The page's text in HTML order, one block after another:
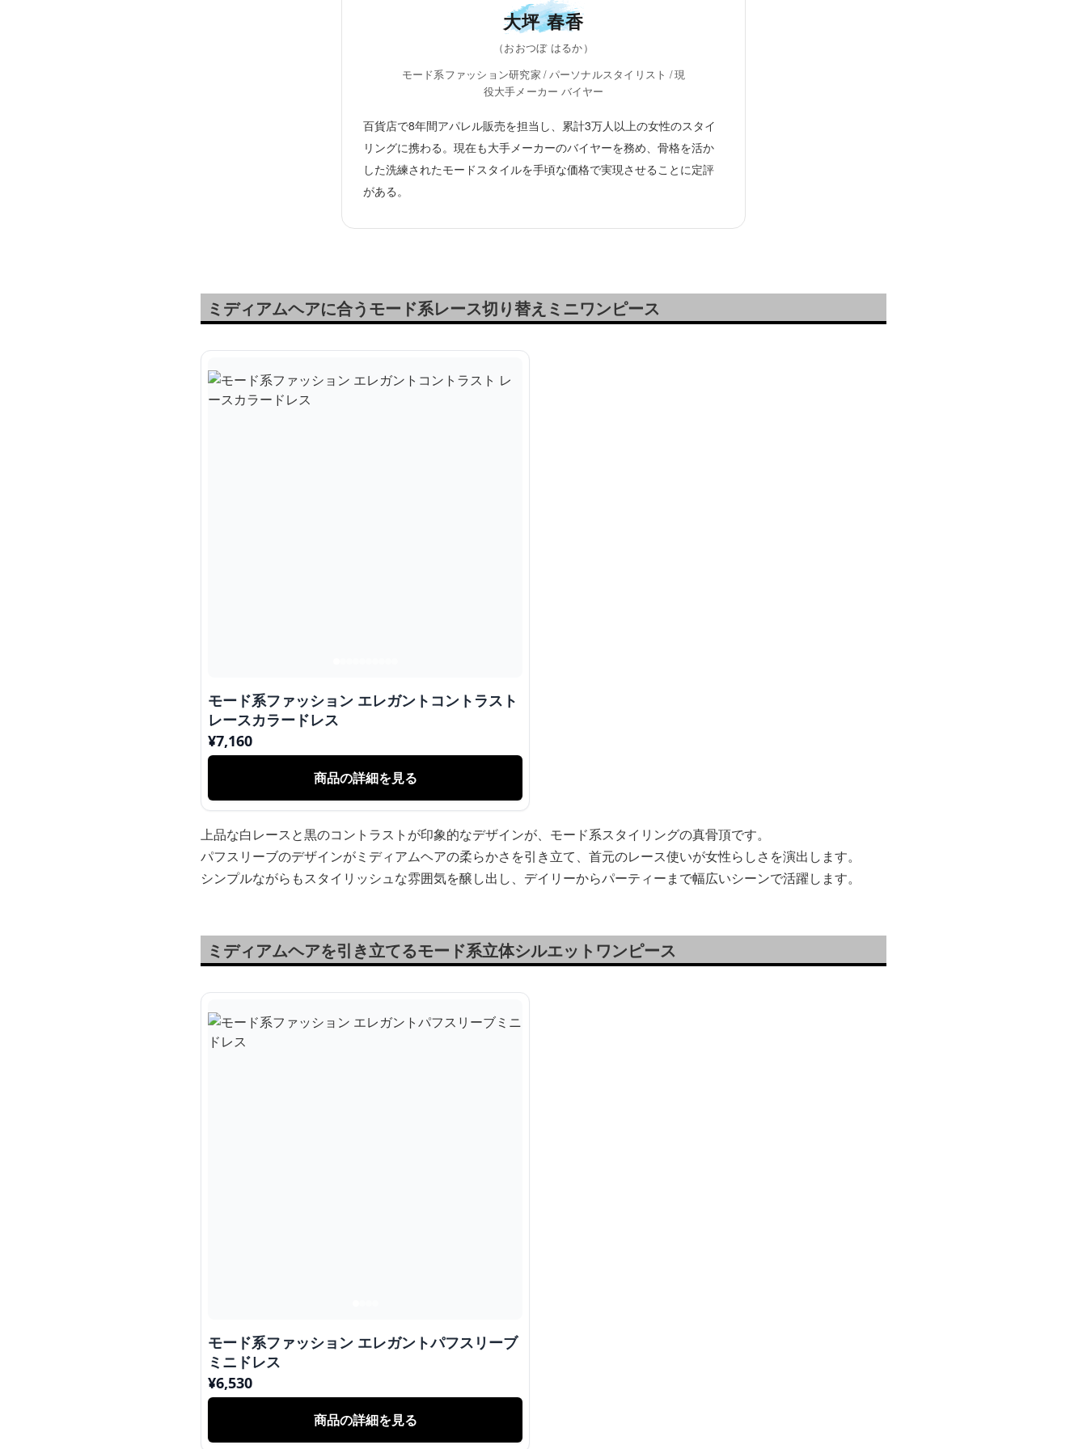
大坪 春香
（おおつぼ はるか）
モード系ファッション研究家 / パーソナルスタイリスト / 現
役大手メーカー バイヤー
百貨店で8年間アパレル販売を担当し、累計3万人以上の女性のスタイ
リングに携わる。現在も大手メーカーのバイヤーを務め、骨格を活か
した洗練されたモードスタイルを手頃な価格で実現させることに定評
がある。
ミディアムヘアに合うモード系レース切り替えミニワンピース
モード系ファッション エレガントコントラスト
レースカラードレス
¥7,160
商品の詳細を見る
上品な白レースと黒のコントラストが印象的なデザインが、モード系スタイリングの真骨頂です。
パフスリーブのデザインがミディアムヘアの柔らかさを引き立て、首元のレース使いが女性らしさを演出します。
シンプルながらもスタイリッシュな雰囲気を醸し出し、デイリーからパーティーまで幅広いシーンで活躍します。
ミディアムヘアを引き立てるモード系立体シルエットワンピース
モード系ファッション エレガントパフスリーブ
ミニドレス
¥6,530
商品の詳細を見る